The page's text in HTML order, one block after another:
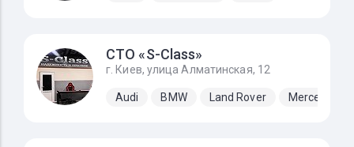
СТО «S-Class»
г. Киев, улица Алматинская, 12
Audi BMW Land Rover Mercedes-